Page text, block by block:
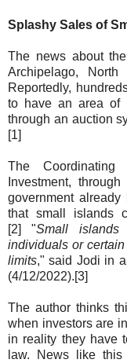
Splashy Sales of
The news about
Archipelago,
Reportedly,
to have an area of
through an auction
[1]
The
Investment,
government
that small islands
[2] "Small
individuals or
limits," said Jodi in
(4/12/2022).[3]
The author thinks
when investors are
in reality they have
law. News like